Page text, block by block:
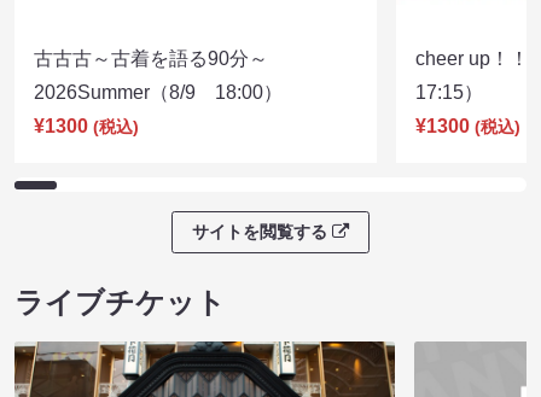
古古古～古着を語る90分～
2026Summer（8/9 18:00）
¥1300 (税込)
cheer up！
17:15）
¥1300 (税込)
サイトを閲覧する
ライブチケット